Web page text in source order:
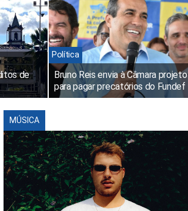
de
Política
Bruno Reis envia à Câmara projeto
para pagar precatórios do Fundef
MÚSICA